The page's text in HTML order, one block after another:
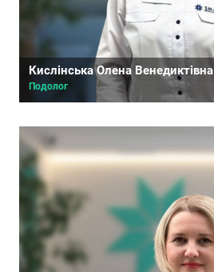
Кислінська Олена Венедиктівна
Подолог